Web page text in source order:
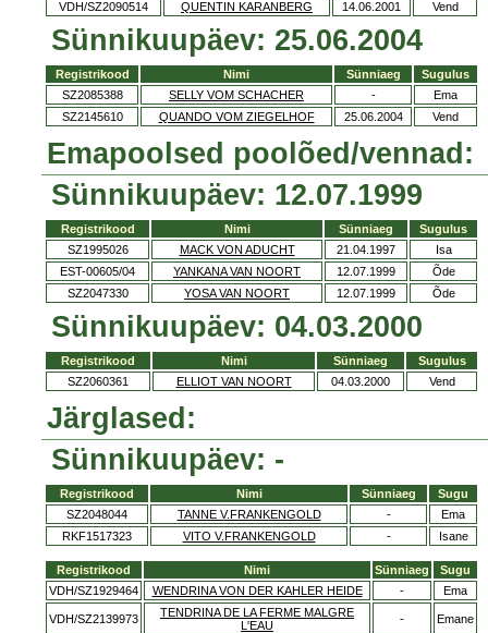
VDH/SZ2090514
QUENTIN KARANBERG 14.06.2001 Vend
Sünnikuupäev: 25.06.2004
Registrikood Nimi Sünniaeg
Sugulus
SZ2085388
SELLY VOM SCHACHER -
Ema
SZ2145610
QUANDO VOM ZIEGELHOF 25.06.2004 Vend
Emapoolsed poolõed/vennad:
Sünnikuupäev: 12.07.1999
Registrikood Nimi Sünniaeg
Sugulus
SZ1995026
MACK VON ADUCHT 21.04.1997
Isa
EST-00605/04
YANKANA VAN NOORT 12.07.1999
Õde
SZ2047330
YOSA VAN NOORT 12.07.1999 Õde
Sünnikuupäev: 04.03.2000
Registrikood Nimi Sünniaeg
Sugulus
SZ2060361
ELLIOT VAN NOORT 04.03.2000 Vend
Järglased:
Sünnikuupäev: -
Registrikood Nimi Sünniaeg
Sugu
SZ2048044
TANNE V.FRANKENGOLD -
Ema
RKF1517323
VITO V.FRANKENGOLD - Isane
Registrikood Nimi Sünniaeg
Sugu
VDH/SZ1929464
WENDRINA VON DER KAHLER HEIDE - Ema
VDH/SZ2139973
TENDRINA DE LA FERME MALGRE
L'EAU
- Emane